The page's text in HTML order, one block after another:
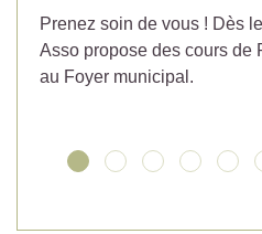
Prenez soin de vous ! Dès
Asso propose des cours de
au Foyer municipal.